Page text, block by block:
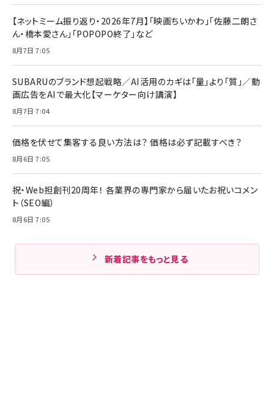
【ネットミーム振り返り・2026年7月】「映画ちいかわ」「佐藤二朗さ
ん・橋本愛さん」「POPOPO終了」など
8月7日 7:05
SUBARUのブランド想起戦略／AI活用のカギは「量」より「質」／動
画広告をAIで最大化【マーケター向け講演】
8月7日 7:04
価格を伏せて集客する良い方法は？ 価格は必ず記載すべき？
8月6日 7:05
祝・Web担創刊20周年！ 各業界の専門家から届いたお祝いコメン
ト（SEO編）
8月6日 7:05
新着記事をもっと見る